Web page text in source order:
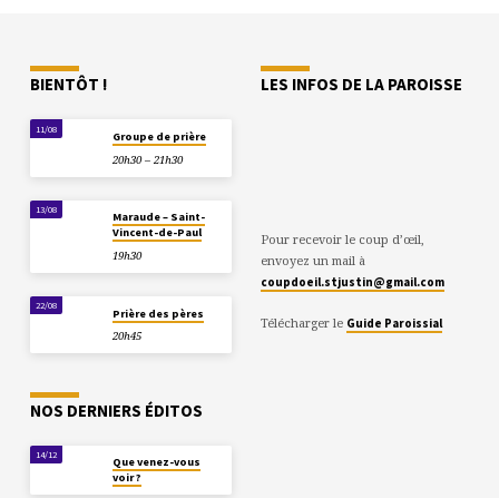
BIENTÔT !
11/08
Groupe de prière
20h30 – 21h30
13/08
Maraude – Saint-
Vincent-de-Paul
19h30
22/08
Prière des pères
20h45
LES INFOS DE LA PAROISSE
Pour recevoir le coup d’œil,
envoyez un mail à
coupdoeil.stjustin@gmail.com
Télécharger le Guide Paroissial
NOS DERNIERS ÉDITOS
14/12
Que venez-vous
voir ?